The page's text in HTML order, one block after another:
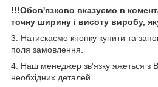
!!!Обов'язково вказуємо в
точну ширину і висоту виробу,
3. Натискаємо кнопку купити та
поля замовлення.
4. Наш менеджер зв'язку яжеться з
необхідних деталей.